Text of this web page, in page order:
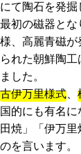
て陶石を発掘
初の磁器と
、高麗青磁が
れた朝鮮陶工
した。
古伊万里様式、
的にも有名に
焼」「伊万里
を言います。